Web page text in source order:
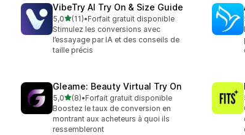
VibeTry AI Try On & Size Guide
5,0étoile(s) sur 5
(11)
11 avis au total
•Forfait gratuit disponible
Stimulez les conversions avec
l’essayage par IA et des conseils de
taille précis
Gleame: Beauty Virtual Try On
5,0étoile(s) sur 5
(8)
8 avis au total
•Forfait gratuit disponible
Boostez le taux de conversion en
montrant aux acheteurs à quoi ils
ressembleront